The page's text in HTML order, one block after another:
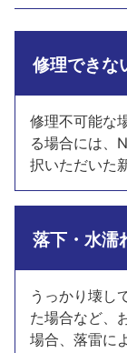
修理できな
修理不可能な
る場合には、
択いただいた
落下・水濡
うっかり壊し
た場合など、
場合、落雷に